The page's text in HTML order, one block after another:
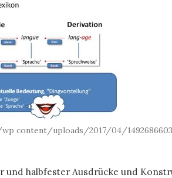
content/uploads/2017/04/1492686603
und halbfester Ausdrücke und